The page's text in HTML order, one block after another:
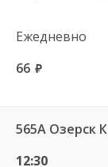
Ежедневно
66 руб.
12:30